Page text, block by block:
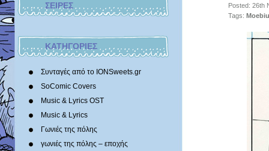
ΣΕΙΡΕΣ
ΚΑΤΗΓΟΡΙΕΣ
Συνταγές από το IONSweets.gr
SoComic Covers
Music & Lyrics OST
Music & Lyrics
Γωνιές της πόλης
γωνιές της πόλης – εποχής
Posted: 26th
Tags: